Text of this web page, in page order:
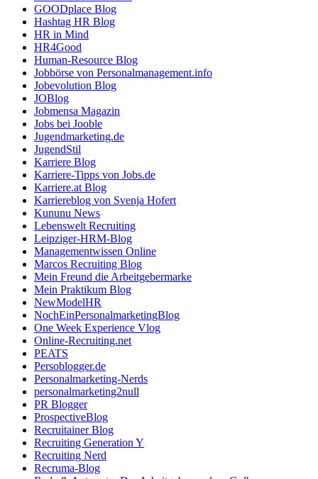
GOODplace Blog
Hashtag HR Blog
HR in Mind
HR4Good
Human-Resource Blog
Jobbörse von Personalmanagement.info
Jobevolution Blog
JOBlog
Jobmensa Magazin
Jobs bei Jooble
Jugendmarketing.de
JugendStil
Karriere Blog
Karriere-Tipps von Jobs.de
Karriere.at Blog
Karriereblog von Svenja Hofert
Kununu News
Lebenswelt Recruiting
Leipziger-HRM-Blog
Managementwissen Online
Marcos Recruiting Blog
Mein Freund die Arbeitgebermarke
Mein Praktikum Blog
NewModelHR
NochEinPersonalmarketingBlog
One Week Experience Vlog
Online-Recruiting.net
PEATS
Persoblogger.de
Personalmarketing-Nerds
personalmarketing2null
PR Blogger
ProspectiveBlog
Recruitainer Blog
Recruiting Generation Y
Recruiting Nerd
Recruma-Blog